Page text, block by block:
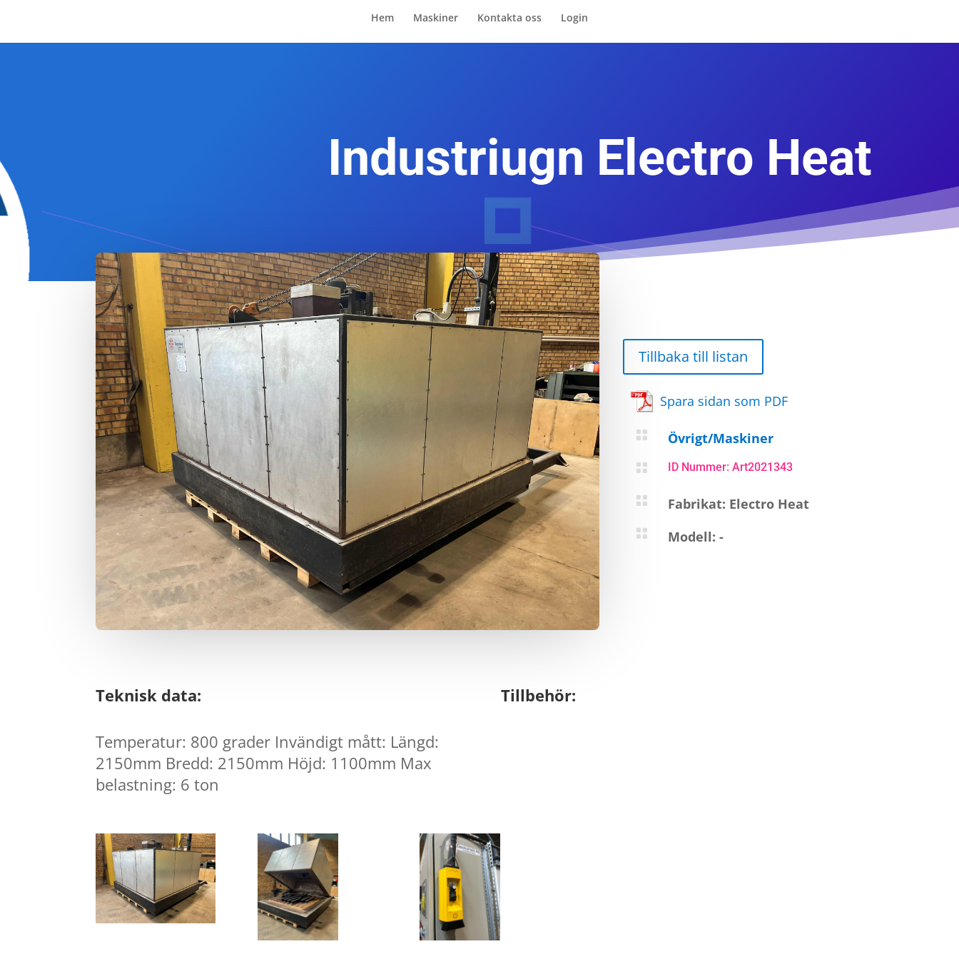
Hem Maskiner Kontakta oss Login
Industriugn Electro Heat
Tillbaka till listan
Spara sidan som PDF
 Övrigt/Maskiner
 ID Nummer: Art2021343
 Fabrikat: Electro Heat
 Modell: -
Teknisk data:
Temperatur: 800 grader Invändigt mått: Längd:
2150mm Bredd: 2150mm Höjd: 1100mm Max
belastning: 6 ton
Tillbehör: